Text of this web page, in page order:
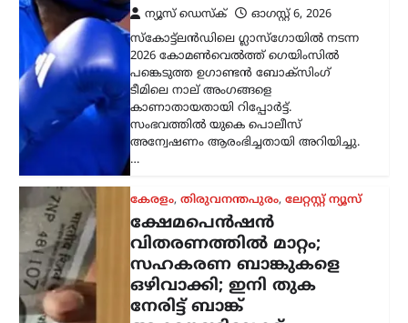
ന്യൂസ് ഡെസ്ക്
ഓഗസ്റ്റ്‌ 6, 2026
സംസ്ഥാനത്തെ ക്ഷേമപെൻഷൻ
വിതരണ സംവിധാനത്തിൽ സുപ്രധാന
മാറ്റം വരുത്തി സർക്കാർ. സഹകരണ
ബാങ്കുകൾ മുഖേന
ഗുണഭോക്താക്കളുടെ വീടുകളിൽ നേരിട്ട്
പെൻഷൻ എത്തിക്കുന്ന രീതി
അവസാനിപ്പിച്ച്, തുക നേരിട്ട്…
ട്രെൻഡിംഗ്
ജെൻ Zഉം ജെൻ
ആൽഫയും കൂടുതൽ
സത്യസന്ധർ; വിദ്യാഭ്യാസ
സംവിധാനത്തിൽ
പരിഷ്കാരം വേണം:
മോഹൻ ഭാഗവത്